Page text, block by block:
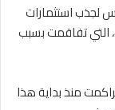
لجذب استثمارات
التي تفاقمت بسبب
منذ بداية هذا